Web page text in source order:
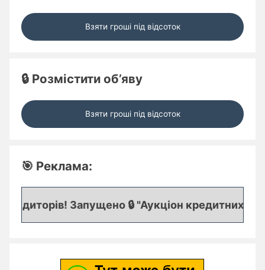
Взяти гроші під відсоток
🔒 Розмістити об’яву
Взяти гроші під відсоток
🎯 Реклама:
Запущено 🔒 "Аукціон кредитних